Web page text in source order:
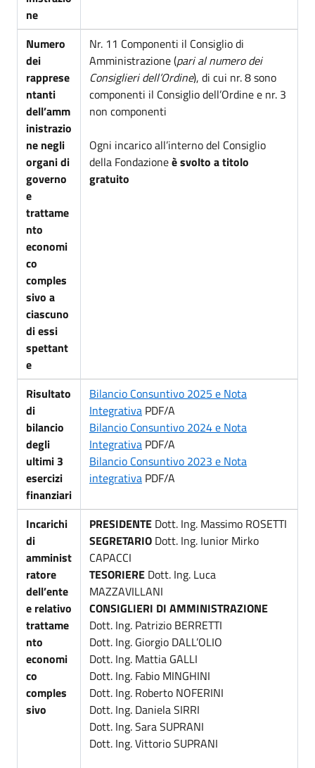
ne
Numero
dei
rapprese
ntanti
dell’amm
inistrazio
ne negli
organi di
governo
e
trattame
nto
economi
co
comples
sivo a
ciascuno
di essi
spettant
e
Nr. 11 Componenti il Consiglio di
Amministrazione (pari al numero dei
Consiglieri dell’Ordine), di cui nr. 8 sono
componenti il Consiglio dell’Ordine e nr. 3
non componenti
Ogni incarico all’interno del Consiglio
della Fondazioneè svolto a titolo
gratuito
Risultato
di
bilancio
degli
ultimi 3
esercizi
finanziari
Bilancio Consuntivo 2025 e Nota
Integrativa PDF/A
Bilancio Consuntivo 2024 e Nota
Integrativa PDF/A
Bilancio Consuntivo 2023 e Nota
integrativa PDF/A
Incarichi
di
amminist
ratore
dell’ente
e relativo
trattame
nto
economi
co
comples
sivo
PRESIDENTE Dott. Ing. Massimo ROSETTI
SEGRETARIO Dott. Ing. Iunior Mirko
CAPACCI
TESORIERE Dott. Ing. Luca
MAZZAVILLANI
CONSIGLIERI DI AMMINISTRAZIONE
Dott. Ing. Patrizio BERRETTI
Dott. Ing. Giorgio DALL’OLIO
Dott. Ing. Mattia GALLI
Dott. Ing. Fabio MINGHINI
Dott. Ing. Roberto NOFERINI
Dott. Ing. Daniela SIRRI
Dott. Ing. Sara SUPRANI
Dott. Ing. Vittorio SUPRANI